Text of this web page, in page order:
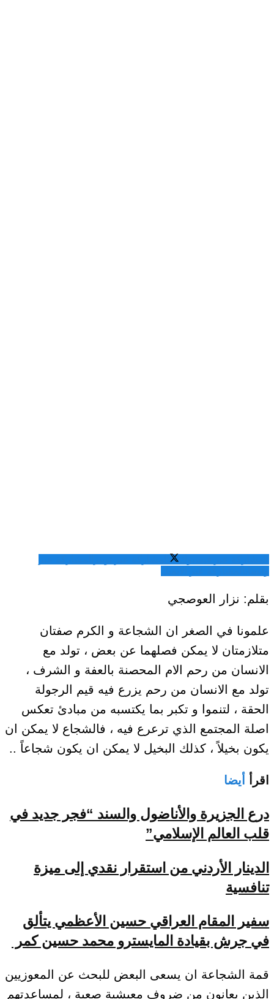
بقلم: نزار العوصجي
علمونا في الصغر ان الشجاعة و الكرم صفتان
متلازمتان لا يمكن فصلهما عن بعض ، تولد مع
الانسان من رحم الام المحصنة بالعفة و الشرف ،
تولد مع الانسان من رحم يزرع فيه قيم الرجولة
الحقة ، لتنموا و تكبر بما يكتسبه من مبادئ تعكس
اصلة المجتمع الذي ترعرع فيه ، فالشجاع لا يمكن ان
يكون بخيلاً ، كذلك البخيل لا يمكن ان يكون شجاعاً ..
اقرأ أيضا
درع الجزيرة والأناضول والسند “فجر جديد في
قلب العالم الإسلامي”
الدينار الأردني من استقرار نقدي إلى ميزة
تنافسية
سفير المقام العراقي حسين الأعظمي يتألق
في جرش بقيادة المايسترو محمد حسين كمر
قمة الشجاعة ان يسعى البعض للبحث عن المعوزيين
الذين يعانون من ضروف معيشية صعبة ، لمساعدتهم